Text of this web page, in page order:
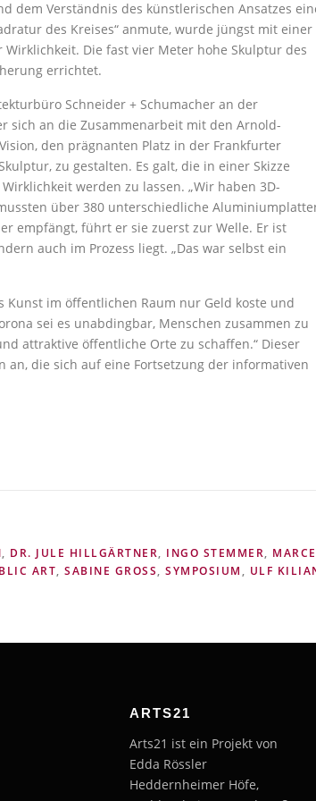
dem Verständnis des künstlerischen Ansatzes
des Kreises“ anmute, wurde jüngst mit einer
Die fast vier Meter hohe Skulptur des
errichtet.
Schneider + Schumacher an der
sich an die Zusammenarbeit mit den Arnold-
den prägnanten Platz in der Frankfurter
zu gestalten. Es galt, die in einer Skizze
werden zu lassen. „Wir haben 3D-
über 380 unterschiedliche
empfängt, führt er sie zuerst zur Welle. Er ist
auch im Prozess liegt. „Das war selbst ein
Kunst im öffentlichen Raum nur Geld koste und
sei es unabdingbar, Menschen zusammen zu
attraktive öffentliche Orte zu schaffen.“ Dieser
an, die sich auf eine Fortsetzung der informativen
, DR. JULE HILLGÄRTNER, INGO STEMMER,
ART, SABINE GROSS , SYMPOSIUM , ULF
ARTS21
Arts21 ist ein Projekt von
Edda Rössler
Heddernheimer Höfe,